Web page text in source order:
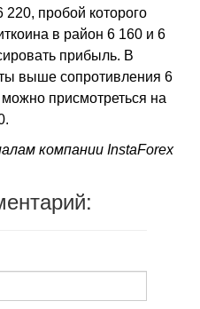
пробой которого
в район 6 160 и 6
прибыль. В
выше сопротивления 6
присмотреться на
компании InstaForex